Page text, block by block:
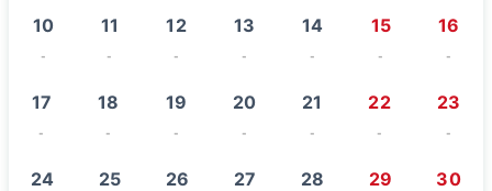
10
-
11
-
12
-
13
-
14
-
15
-
16
-
17
-
18
-
19
-
20
-
21
-
22
-
23
-
24 25 26 27 28 29 30